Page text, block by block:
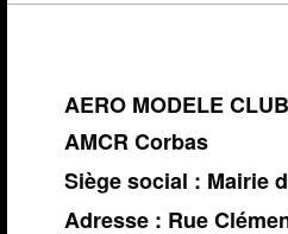
Archives
AERO MODELE
AMCR Corbas
Siège social : Mairie
Adresse : Rue